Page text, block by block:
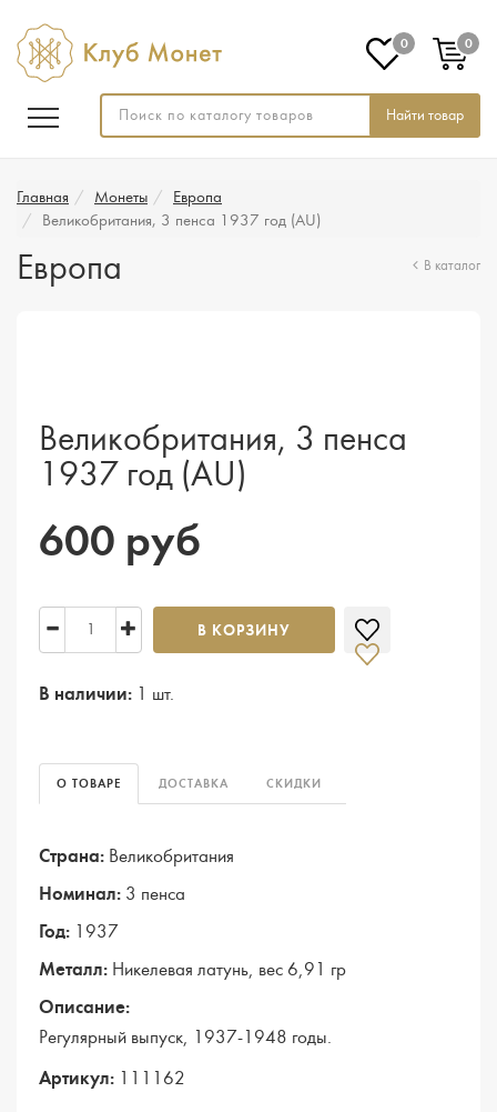
Найти товар
0 0
Главная Монеты
Европа
Великобритания, 3 пенса 1937 год (AU)
Европа В каталог
Великобритания, 3 пенса
1937 год (AU)
600 руб
В КОРЗИНУ
В наличии: 1 шт.
О ТОВАРЕ ДОСТАВКА СКИДКИ
Страна: Великобритания
Номинал: 3 пенса
Год: 1937
Металл: Никелевая латунь, вес 6,91 гр
Описание:
Регулярный выпуск, 1937-1948 годы.
Артикул: 111162